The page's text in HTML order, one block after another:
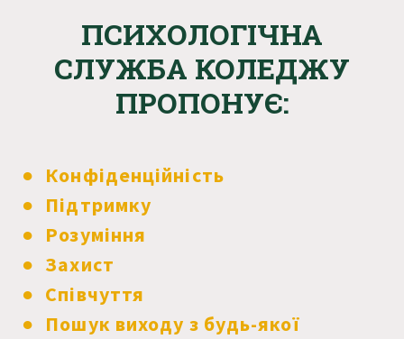
ПСИХОЛОГІЧНА
СЛУЖБА КОЛЕДЖУ
ПРОПОНУЄ:
● Конфіденційність
● Підтримку
● Розуміння
● Захист
● Співчуття
● Пошук виходу з будь-якої